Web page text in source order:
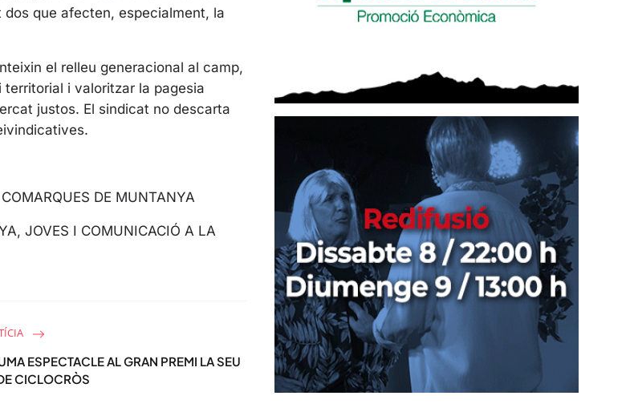
c
e
dos que afecten, especialment, la
el relleu generacional al camp,
i valoritzar la pagesia
justos. El sindicat no descarta
DE MUNTANYA
JOVES I COMUNICACIÓ A LA
ESPECTACLE AL GRAN PREMI LA SEU
CICLOCRÒS